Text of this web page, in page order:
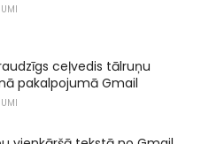
ceļvedis tālruņu
pakalpojumā Gmail